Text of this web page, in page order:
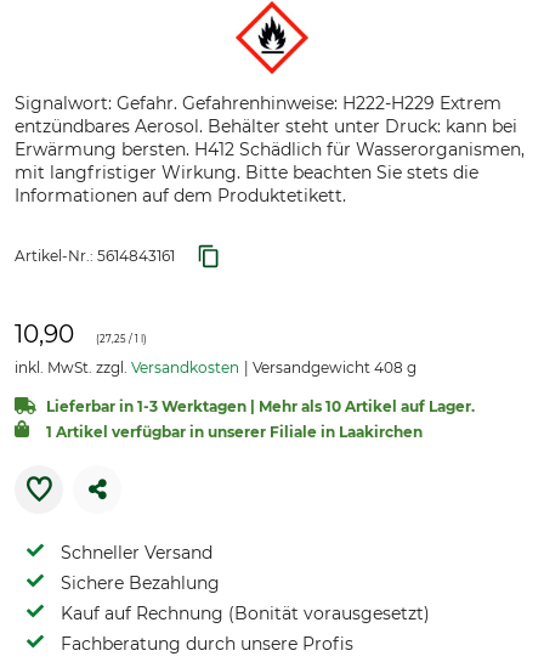
Signalwort: Gefahr. Gefahrenhinweise: H222-H229 Extrem
entzündbares Aerosol. Behälter steht unter Druck: kann bei
Erwärmung bersten. H412 Schädlich für Wasserorganismen,
mit langfristiger Wirkung. Bitte beachten Sie stets die
Informationen auf dem Produktetikett.
Artikel-Nr.: 5614843161
10,90 (27,25 / 1 l)
inkl. MwSt. zzgl. Versandkosten Versandgewicht 408 g
Lieferbar in 1-3 Werktagen | Mehr als 10 Artikel auf Lager.
1 Artikel verfügbar in unserer Filiale in Laakirchen
Schneller Versand
Sichere Bezahlung
Kauf auf Rechnung (Bonität vorausgesetzt)
Fachberatung durch unsere Profis